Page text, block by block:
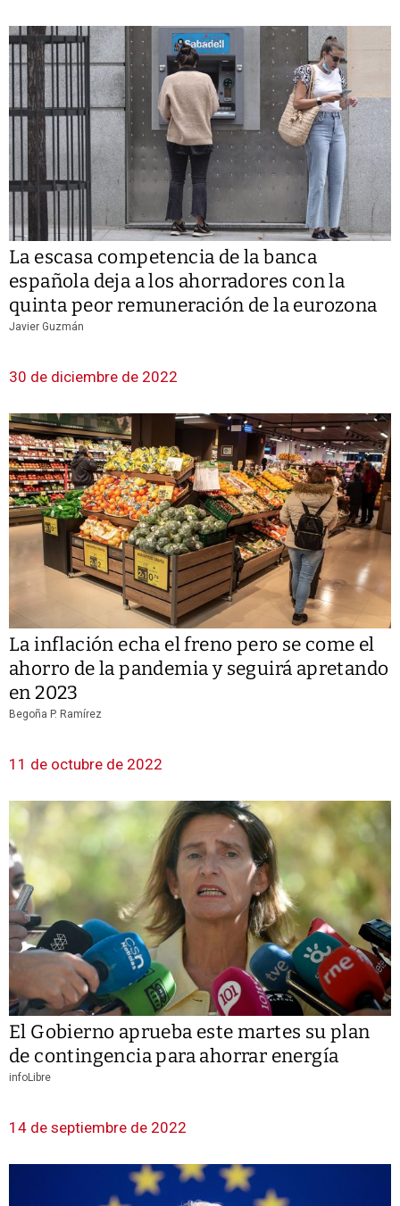
La escasa competencia de la banca
española deja a los ahorradores con la
quinta peor remuneración de la eurozona
Javier Guzmán
30 de diciembre de 2022
La inflación echa el freno pero se come el
ahorro de la pandemia y seguirá apretando
en 2023
Begoña P. Ramírez
11 de octubre de 2022
El Gobierno aprueba este martes su plan
de contingencia para ahorrar energía
infoLibre
14 de septiembre de 2022